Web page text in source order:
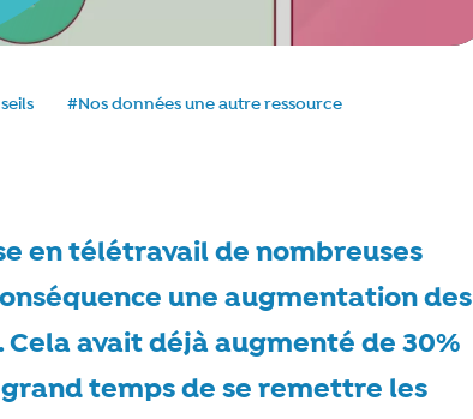
#Nos données une autre ressource
en télétravail de nombreuses
une augmentation des
avait déjà augmenté de 30%
temps de se remettre les